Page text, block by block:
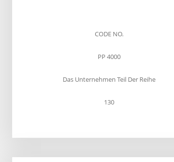
CODE NO.
PP 4000
Das Unternehmen Teil Der Reihe
130